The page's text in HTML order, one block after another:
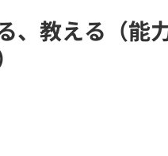
、教える（能